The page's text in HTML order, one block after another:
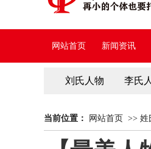
网站首页 新闻资讯
刘氏人物 李氏
当前位置： 网站首页 >> 姓